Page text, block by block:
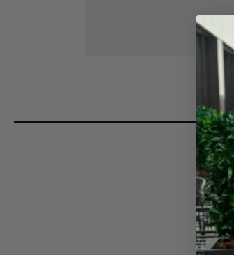
DETAILNÍ POPIS PRODUKTU
Udělejte radost svým blízkým a